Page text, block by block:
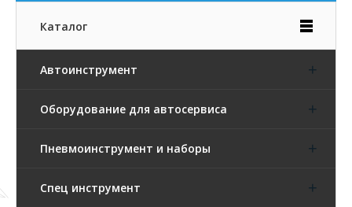
Каталог
Автоинструмент
Оборудование для автосервиса
Пневмоинструмент и наборы
Спец инструмент